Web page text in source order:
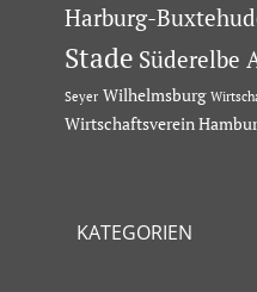
Harburg-
Stade Süderelbe
Seyer Wilhelmsburg
Wirtschaftsverein
KATEGORIEN